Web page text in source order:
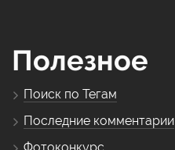
Полезное
Поиск по Тегам
Последние комментарии